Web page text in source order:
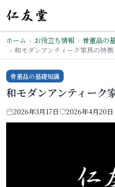
ホーム お役立ち情報
骨董品の
和モダンアンティーク家具の特徴
骨董品の基礎知識
和モダンアンティーク
2026年3月17日 2026年4月20日